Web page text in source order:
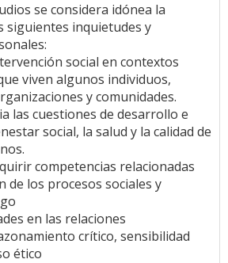
se considera idónea la
siguientes inquietudes y
social en contextos
viven algunos individuos,
y comunidades.
las cuestiones de desarrollo e
social, la salud y la calidad de
competencias relacionadas
de los procesos sociales y
en las relaciones
crítico, sensibilidad
ético